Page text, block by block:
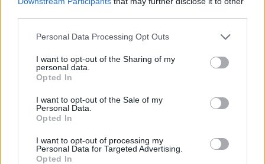
Personal Data Processing Opt Outs
I want to opt-out of the Sharing of my
personal data.
Opted In
I want to opt-out of the Sale of my
Personal Data.
Opted In
I want to opt-out of processing my
Personal Data for Targeted Advertising.
Opted In